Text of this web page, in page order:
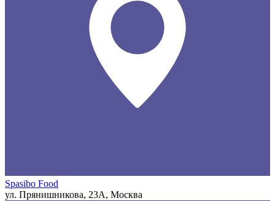
Spasibo Food
ул. Прянишникова, 23А, Москва